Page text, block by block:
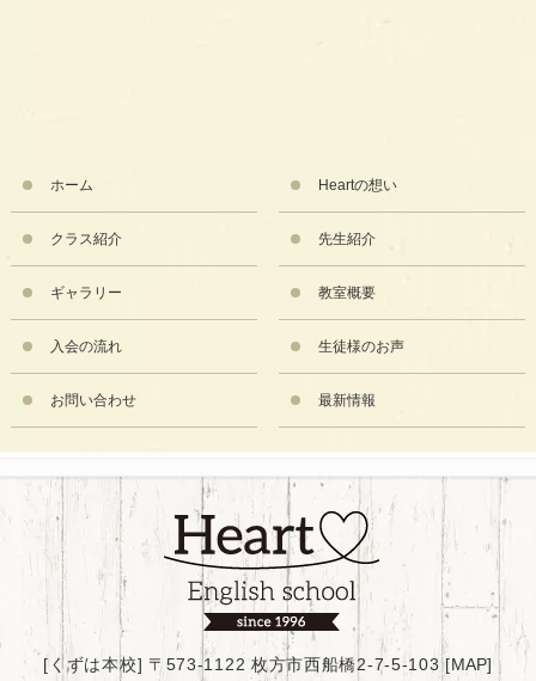
ホーム Heartの想い
クラス紹介 先生紹介
ギャラリー 教室概要
入会の流れ 生徒様のお声
お問い合わせ 最新情報
[くずは本校] 〒573-1122 枚方市西船橋2-7-5-103 [MAP]